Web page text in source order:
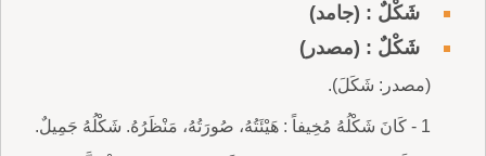
شَكْلٌ : (جامد)
شَكْلٌ : (مصدر)
(مصدر: شَكَلَ).
1 - كَانَ شَكْلُهُ مُخِيفاً : هَيْئَتُهُ، صُورَتُهُ، مَنْظَرُهُ. شَكْلُهُ جَمِيلٌ.